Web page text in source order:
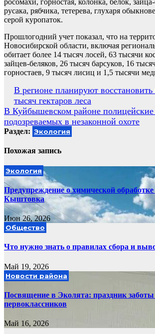
росомахи, горностая, колонка, белок,
русака, рябчика, тетерева, глухаря
серой куропаток.
Прошлогодний учет показал, что на
Новосибирской области, включая
обитает более 14 тысяч лосей, 63 тысячи
зайцев-беляков, 26 тысяч барсуков, 16
горностаев, 9 тысяч лисиц и 1,5 тысячи
Навигация
по
записям
В регионе планируют восстановить
тысяч гектаров леса
В Куйбышевском районе полицейские
подозреваемых в незаконной охоте
Раздел: Экология
Похожая запись
Экология
Предупреждение о химической обработке
Кыштовка
Июн 26, 2026
Общество
Что нужно знать о правилах сбора и
Май 19, 2026
Новости района
Посвящение в Эколята: праздник заботы
первоклассников
Май 16, 2026